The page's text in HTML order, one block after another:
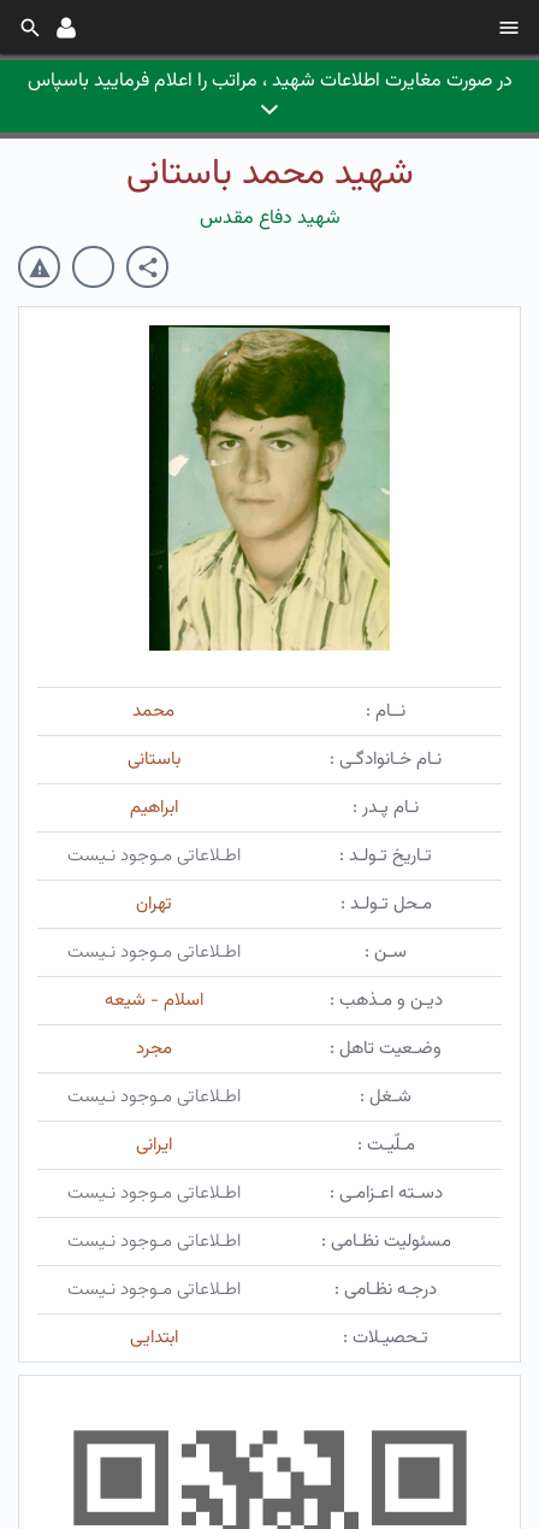
در صورت مغایرت اطلاعات شهید ، مراتب را اعلام فرمایید باسپاس
شهید محمد باستانی
شهید دفاع مقدس
نــام :
محمد
نـام خـانوادگـی :
باستانی
نـام پـدر :
ابراهیم
تـاریخ تـولـد :
اطـلاعاتی مـوجود نـیست
مـحل تـولـد :
تهران
سـن :
اطـلاعاتی مـوجود نـیست
دیـن و مـذهب :
اسلام - شیعه
وضـعیت تاهل :
مجرد
شـغل :
اطـلاعاتی مـوجود نـیست
مـلّیـت :
ایرانی
دسـته اعـزامـی :
اطـلاعاتی مـوجود نـیست
مسئولیت نظـامی :
اطـلاعاتی مـوجود نـیست
درجـه نظـامی :
اطـلاعاتی مـوجود نـیست
تـحصیـلات :
ابتدایی